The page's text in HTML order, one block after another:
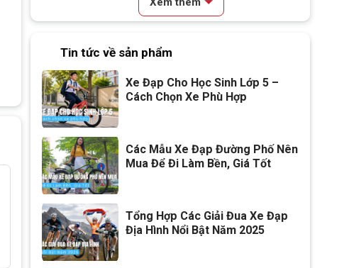
Hợp kim thép, Bi côn
Lốp xe
Tay đề N/A
đĩa)
Tăng tốc sau (Gạt líp)
Đùi đĩa
Hợp kim thép FASCINO, Cốt
vuông, Bạc đạn
Dĩa
Tin tức về sản phẩm
Xe Đạp Cho Học Sinh Lớp 5 –
Cách Chọn Xe Phù Hợp
Các Mẫu Xe Đạp Đường Phố Nên
Mua Để Đi Làm Bền, Giá Tốt
Tổng Hợp Các Giải Đua Xe Đạp
Địa Hình Nổi Bật Năm 2025